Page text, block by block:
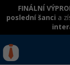
FINÁLNÍ
poslední šanci a